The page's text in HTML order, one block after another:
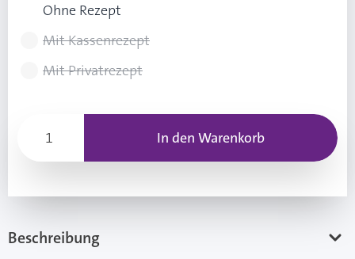
Ohne Rezept
Mit Kassenrezept
Mit Privatrezept
In den Warenkorb
Beschreibung